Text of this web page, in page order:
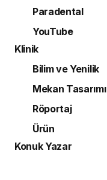
Paradental
YouTube
Klinik
Bilim ve Yenilik
Mekan Tasarımı
Röportaj
Ürün
Konuk Yazar